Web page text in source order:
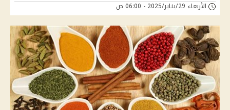
الأربعاء 29/يناير/2025 - 06:00 ص